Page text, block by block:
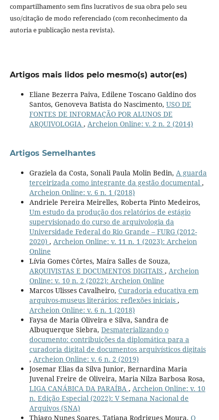
compartilhamento sem fins lucrativos de sua obra pelo seu
uso/citação de modo referenciado (com reconhecimento da
autoria e publicação nesta revista).
Artigos mais lidos pelo mesmo(s) autor(es)
Eliane Bezerra Paiva, Edilene Toscano Galdino dos
Santos, Genoveva Batista do Nascimento, USO DE
FONTES DE INFORMAÇÃO POR ALUNOS DE
ARQUIVOLOGIA , Archeion Online: v. 2 n. 2 (2014)
Artigos Semelhantes
Graziela da Costa, Sonali Paula Molin Bedin, A guarda
terceirizada como integrante da gestão documental ,
Archeion Online: v. 6 n. 1 (2018)
Andriele Pereira Meirelles, Roberta Pinto Medeiros,
Um estudo da produção dos relatórios de estágio
supervisionado do curso de arquivologia da
Universidade Federal do Rio Grande – FURG (2012-
2020) , Archeion Online: v. 11 n. 1 (2023): Archeion
Online
Lívia Gomes Côrtes, Maíra Salles de Souza,
ARQUIVISTAS E DOCUMENTOS DIGITAIS , Archeion
Online: v. 10 n. 2 (2022): Archeion Online
Marcos Ulisses Cavalheiro, Curadoria educativa em
arquivos-museus literários: reflexões iniciais ,
Archeion Online: v. 6 n. 1 (2018)
Faysa de Maria Oliveira e Silva, Sandra de
Albuquerque Siebra, Desmaterializando o
documento: contribuições da diplomática para a
curadoria digital de documentos arquivísticos digitais
, Archeion Online: v. 6 n. 2 (2019)
Josemar Elias da Silva Junior, Bernardina Maria
Juvenal Freire de Oliveira, Maria Nilza Barbosa Rosa,
LIGA CANÁBICA DA PARAÍBA , Archeion Online: v. 10
n. Edição Especial (2022): V Semana Nacional de
Arquivos (SNA)
Thiago Nunes Soares, Tatiana Rodrigues Moura, O